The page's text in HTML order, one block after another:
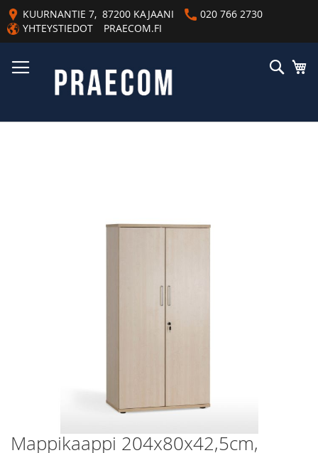
Skip
to
Content
KUURNANTIE 7, 87200 KAJAANI
020 766 2730
YHTEYSTIEDOT
PRAECOM.FI
Haku
Skip
Mappikaappi 204x80x42,5cm,